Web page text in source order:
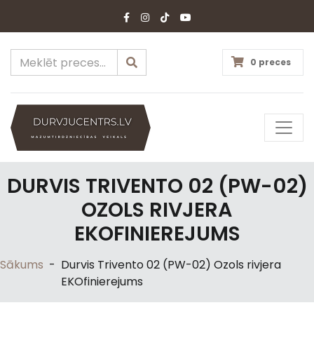
0 preces
DURVIS TRIVENTO 02 (PW-02)
OZOLS RIVJERA
EKOFINIEREJUMS
Sākums - Durvis Trivento 02 (PW-02) Ozols rivjera
EKOfinierejums